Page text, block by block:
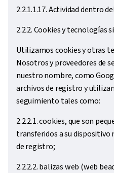
2.2.1.1.17. Actividad dentro
2.2.2. Cookies y tecnologías
Utilizamos cookies y otras
Nosotros y proveedores de
nuestro nombre, como
archivos de registro y
seguimiento tales como:
2.2.2.1. cookies, que son
transferidos a su dispositivo
de registro;
2.2.2.2. balizas web (web